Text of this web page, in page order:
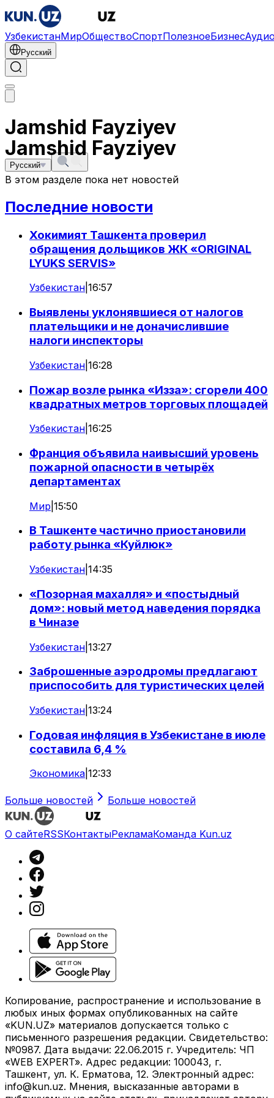
УзбекистанМирОбществоСпортПолезноеБизнес
Русский
Jamshid Fayziyev
Русский
Jamshid Fayziyev
В этом разделе пока нет новостей
Последние новости
Хокимият Ташкента проверил
обращения дольщиков ЖК «ORIGINAL
LYUKS SERVIS»
Узбекистан 16:57
Выявлены уклонявшиеся от налогов
плательщики и не доначислившие
налоги инспекторы
Узбекистан 16:28
Пожар возле рынка «Изза»: сгорели 400
квадратных метров торговых площадей
Узбекистан 16:25
Франция объявила наивысший уровень
пожарной опасности в четырёх
департаментах
Мир 15:50
В Ташкенте частично приостановили
работу рынка «Куйлюк»
Узбекистан 14:35
«Позорная махалля» и «постыдный
дом»: новый метод наведения порядка
в Чиназе
Узбекистан 13:27
Заброшенные аэродромы предлагают
приспособить для туристических целей
Узбекистан 13:24
Годовая инфляция в Узбекистане в июле
составила 6,4 %
Экономика 12:33
Больше новостей Больше новостей
О сайтеRSSКонтактыРекламаКоманда Kun.uz
Копирование, распространение и использование в
любых иных формах опубликованных на сайте
«KUN.UZ» материалов допускается только с
письменного разрешения редакции. Свидетельство:
№0987. Дата выдачи: 22.06.2015 г. Учредитель: ЧП
«WEB EXPERT». Адрес редакции: 100043, г.
Ташкент, ул. К. Ерматова, 12. Электронный адрес:
info@kun.uz. Мнения, высказанные авторами в